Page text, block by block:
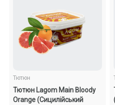
Тютюн
Тютюн Lagom Main Bloody
Orange (Сицилійський